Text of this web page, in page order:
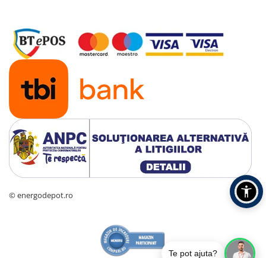
Corpuri solare
Corpuri solare decorative
Iluminat festiv
Instalatii sarbatori
Lanterne
Stalpi de iluminat
Stalpi retele electrice
Scule de mana si unelte
Sisteme de incalzire
Automatizari
© energodepot.ro
Te pot ajuta?